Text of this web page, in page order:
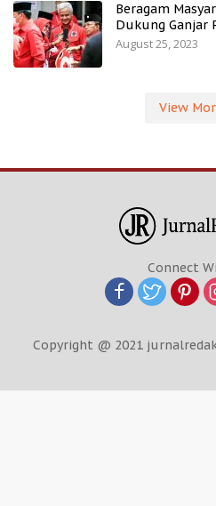
Beragam
Dukung Ganjar
August 25, 2023
View
Connect
Copyright @ 2021